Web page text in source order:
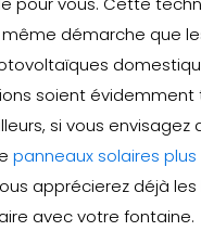
même démarche que
soient évidemment
si vous envisagez
panneaux solaires plus
apprécierez déjà
avec votre fontaine.